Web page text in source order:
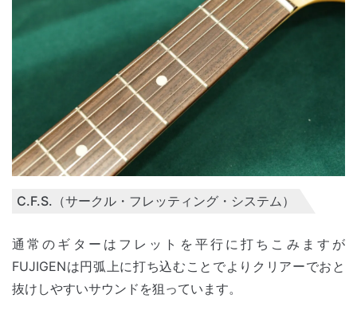
C.F.S.（サークル・フレッティング・システム）
通常のギターはフレットを平行に打ちこみますが
FUJIGENは円弧上に打ち込むことでよりクリアーでおと
抜けしやすいサウンドを狙っています。